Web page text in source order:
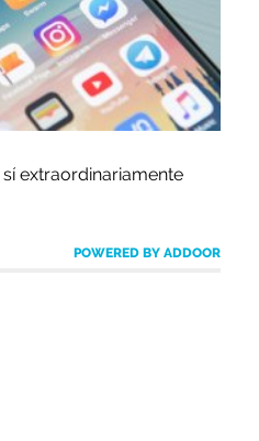
extraordinariamente
POWERED BY ADDOOR